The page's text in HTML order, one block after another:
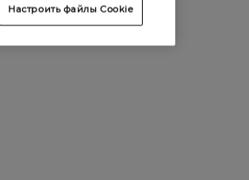
Настроить файлы Cookie